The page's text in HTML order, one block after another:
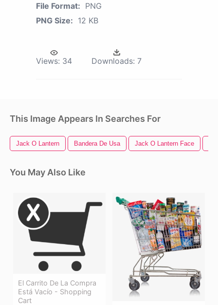
File Format: PNG
PNG Size: 12 KB
Views: 34 Downloads: 7
This Image Appears In Searches For
Jack O Lantern Bandera De Usa Jack O Lantern Face
You May Also Like
El Carrito De La Compra
Está Vacío - Shopping
Cart